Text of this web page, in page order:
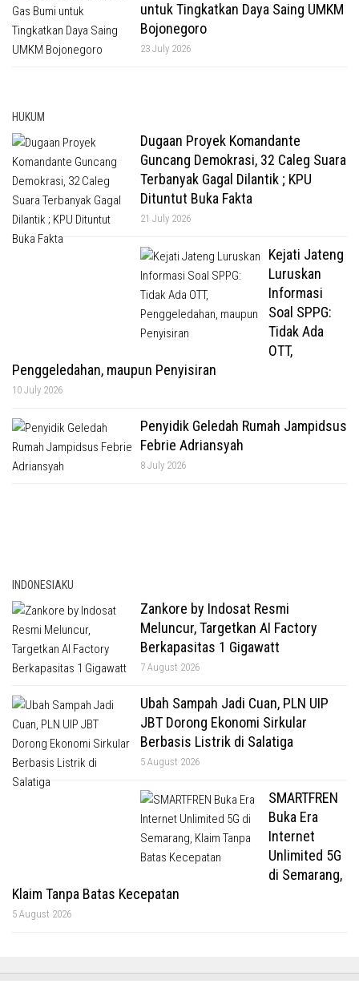
untuk Tingkatkan Daya Saing UMKM
Bojonegoro
23 July 2026
HUKUM
Dugaan Proyek Komandante
Guncang Demokrasi, 32 Caleg Suara
Terbanyak Gagal Dilantik ; KPU
Dituntut Buka Fakta
21 July 2026
Kejati Jateng
Luruskan
Informasi
Soal SPPG:
Tidak Ada
OTT,
Penggeledahan, maupun Penyisiran
10 July 2026
Penyidik Geledah Rumah Jampidsus
Febrie Adriansyah
8 July 2026
INDONESIAKU
Zankore by Indosat Resmi
Meluncur, Targetkan AI Factory
Berkapasitas 1 Gigawatt
7 August 2026
Ubah Sampah Jadi Cuan, PLN UIP
JBT Dorong Ekonomi Sirkular
Berbasis Listrik di Salatiga
5 August 2026
SMARTFREN
Buka Era
Internet
Unlimited 5G
di Semarang,
Klaim Tanpa Batas Kecepatan
5 August 2026